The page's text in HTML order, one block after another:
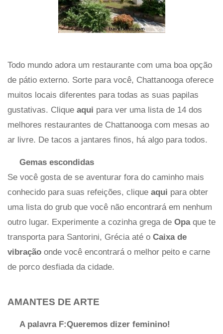
Todo mundo adora um restaurante com uma boa opção
de pátio externo. Sorte para você, Chattanooga oferece
muitos locais diferentes para todas as suas papilas
gustativas. Clique aqui para ver uma lista de 14 dos
melhores restaurantes de Chattanooga com mesas ao
ar livre. De tacos a jantares finos, há algo para todos.
Gemas escondidas
Se você gosta de se aventurar fora do caminho mais
conhecido para suas refeições, clique aqui para obter
uma lista do grub que você não encontrará em nenhum
outro lugar. Experimente a cozinha grega de Opa que te
transporta para Santorini, Grécia até o Caixa de
vibração onde você encontrará o melhor peito e carne
de porco desfiada da cidade.
AMANTES DE ARTE
A palavra F:Queremos dizer feminino!